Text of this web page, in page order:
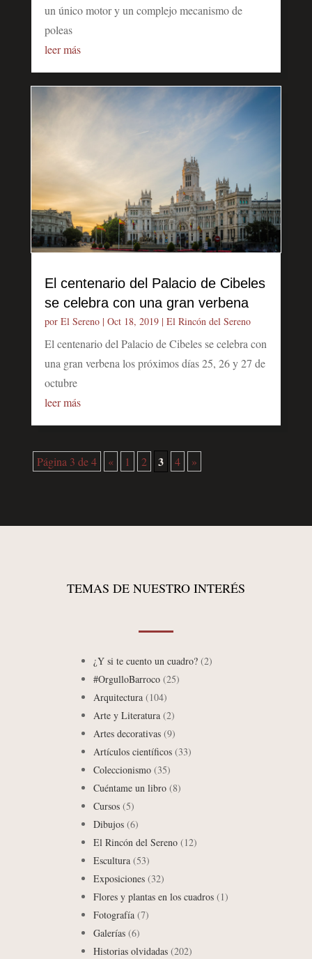
un único motor y un complejo mecanismo de
poleas
leer más
El centenario del Palacio de Cibeles
se celebra con una gran verbena
por El Sereno| Oct 18, 2019| El Rincón del Sereno
El centenario del Palacio de Cibeles se celebra con
una gran verbena los próximos días 25, 26 y 27 de
octubre
leer más
Página 3 de 4 « 1 2 3 4 »
TEMAS DE NUESTRO INTERÉS
¿Y si te cuento un cuadro?(2)
#OrgulloBarroco(25)
Arquitectura(104)
Arte y Literatura(2)
Artes decorativas(9)
Artículos científicos(33)
Coleccionismo(35)
Cuéntame un libro(8)
Cursos(5)
Dibujos(6)
El Rincón del Sereno(12)
Escultura(53)
Exposiciones(32)
Flores y plantas en los cuadros(1)
Fotografía(7)
Galerías(6)
Historias olvidadas(202)